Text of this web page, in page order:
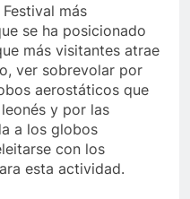
más
se ha posicionado
más visitantes atrae
ver sobrevolar por
aerostáticos que
y por las
a los globos
con los
esta actividad.